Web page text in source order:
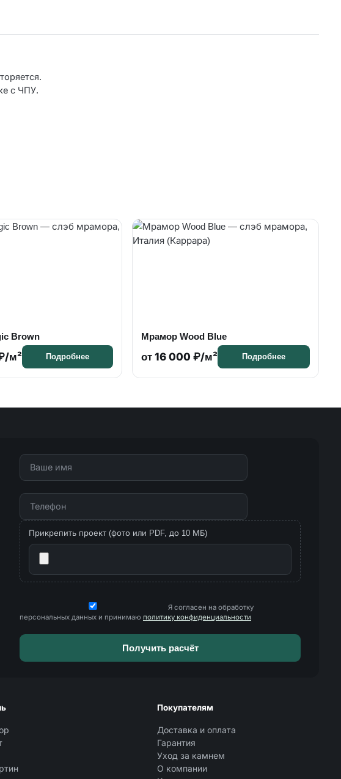
с ЧПУ.
Brown
м² Подробнее
Мрамор Wood Blue
от 16 000 ₽/м² Подробнее
Прикрепить проект (фото или PDF, до 10 МБ)
Я согласен на обработку
персональных данных и принимаю политику конфиденциальности
Покупателям
Доставка и оплата
Гарантия
Уход за камнем
О компании